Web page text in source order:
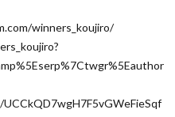
winners_koujiro/